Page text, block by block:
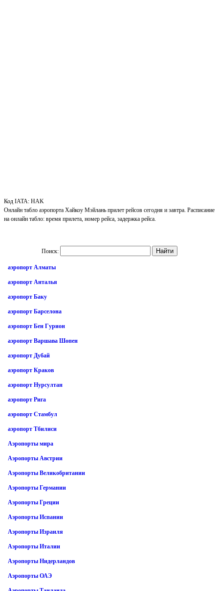
Код IATA: HAK
Онлайн табло аэропорта Хайкоу Мэйлань прилет рейсов сегодня и завтра. Расписание
на онлайн табло: время прилета, номер рейса, задержка рейса.
Поиск:
аэропорт Алматы
аэропорт Анталья
аэропорт Баку
аэропорт Барселона
аэропорт Бен Гурион
аэропорт Варшава Шопен
аэропорт Дубай
аэропорт Краков
аэропорт Нурсултан
аэропорт Рига
аэропорт Стамбул
аэропорт Тбилиси
Аэропорты мира
Аэропорты Австрии
Аэропорты Великобритании
Аэропорты Германии
Аэропорты Греции
Аэропорты Испании
Аэропорты Израиля
Аэропорты Италии
Аэропорты Нидерландов
Аэропорты ОАЭ